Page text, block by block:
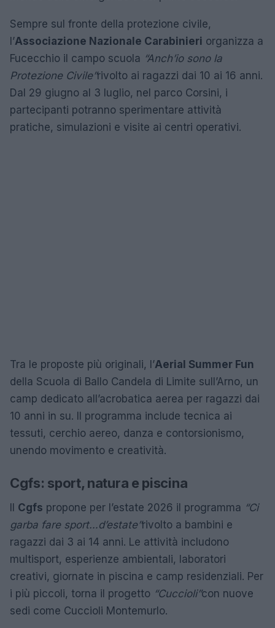
Sempre sul fronte della protezione civile,
l’Associazione Nazionale Carabinieri organizza a
Fucecchio il campo scuola “Anch’io sono la
Protezione Civile”rivolto ai ragazzi dai 10 ai 16 anni.
Dal 29 giugno al 3 luglio, nel parco Corsini, i
partecipanti potranno sperimentare attività
pratiche, simulazioni e visite ai centri operativi.
Tra le proposte più originali, l’Aerial Summer Fun
della Scuola di Ballo Candela di Limite sull’Arno, un
camp dedicato all’acrobatica aerea per ragazzi dai
10 anni in su. Il programma include tecnica ai
tessuti, cerchio aereo, danza e contorsionismo,
unendo movimento e creatività.
Cgfs: sport, natura e piscina
Cgfs propone per l’estate 2026 il programma “Ci
garba fare sport…d’estate”rivolto a bambini e
ragazzi dai 3 ai 14 anni. Le attività includono
multisport, esperienze ambientali, laboratori
creativi, giornate in piscina e camp residenziali. Per
i più piccoli, torna il progetto “Cuccioli”con nuove
sedi come Cuccioli Montemurlo.